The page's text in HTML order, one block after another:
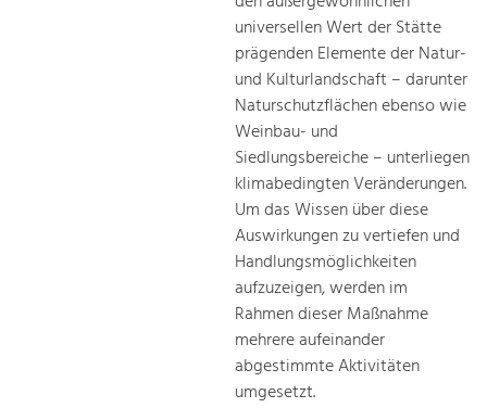
universellen Wert der Stätte
prägenden Elemente der Natur-
und Kulturlandschaft – darunter
Naturschutzflächen ebenso wie
Weinbau- und
Siedlungsbereiche – unterliegen
klimabedingten Veränderungen.
Um das Wissen über diese
Auswirkungen zu vertiefen und
Handlungsmöglichkeiten
aufzuzeigen, werden im
Rahmen dieser Maßnahme
mehrere aufeinander
abgestimmte Aktivitäten
umgesetzt.